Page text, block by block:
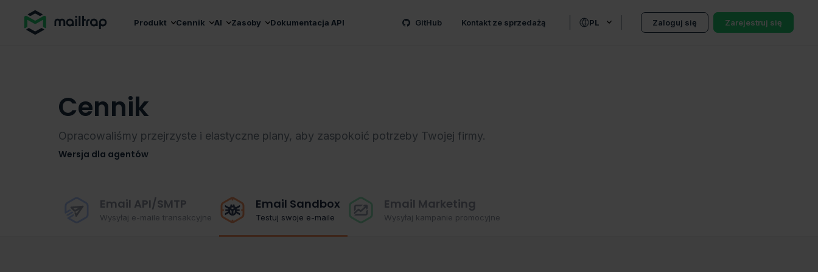
Produkt Cennik AI Zasoby Dokumentacja API GitHub Kontakt ze sprzedażą PL Zaloguj się Zarejestruj się
Cennik
Opracowaliśmy przejrzyste i elastyczne plany, aby zaspokoić potrzeby Twojej firmy.
Wersja dla agentów
Email API/SMTP
Wysyłaj e-maile transakcyjne
Email Sandbox
Testuj swoje e-maile
Email Marketing
Wysyłaj kampanie promocyjne